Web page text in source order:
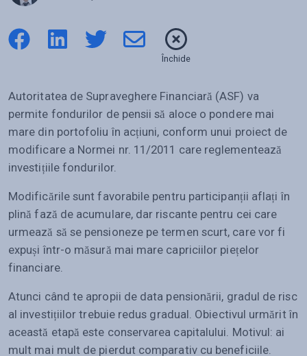
Închide
Autoritatea de Supraveghere Financiară (ASF) va
permite fondurilor de pensii să aloce o pondere mai
mare din portofoliu în acțiuni, conform unui proiect de
modificare a Normei nr. 11/2011 care reglementează
investițiile fondurilor.
Modificările sunt favorabile pentru participanții aflați în
plină fază de acumulare, dar riscante pentru cei care
urmează să se pensioneze pe termen scurt, care vor fi
expuși într-o măsură mai mare capriciilor piețelor
financiare.
Atunci când te apropii de data pensionării, gradul de risc
al investițiilor trebuie redus gradual. Obiectivul urmărit în
această etapă este conservarea capitalului. Motivul: ai
mult mai mult de pierdut comparativ cu beneficiile.